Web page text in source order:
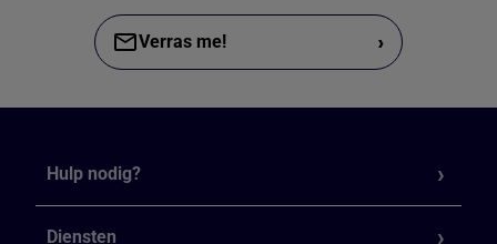
Verras me! ›
Hulp nodig?
Diensten